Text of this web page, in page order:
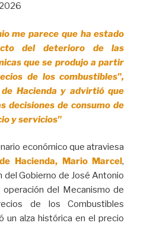
me parece que ha estado
del deterioro de las
que se produjo a partir
de los combustibles",
Hacienda y advirtió que
decisiones de consumo de
y servicios"
económico que atraviesa
Hacienda, Mario Marcel,
del Gobierno de José Antonio
del Mecanismo de
de los Combustibles
un alza histórica en el precio